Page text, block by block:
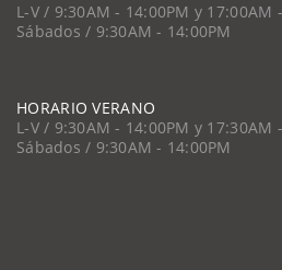
L-V / 9:30AM - 14:00PM y 17:00AM
Sábados / 9:30AM - 14:00PM
HORARIO VERANO
L-V / 9:30AM - 14:00PM y 17:30AM
Sábados / 9:30AM - 14:00PM